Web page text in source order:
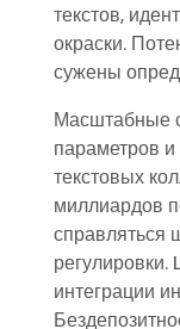
текстов,
окраски.
сужены
Масштабные
параметров
текстовых
миллиардов
справляться
регулировки.
интеграции